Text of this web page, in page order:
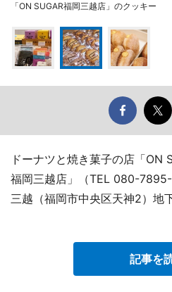
「ON SUGAR福岡三越店」のクッキー
ドーナツと焼き菓子の店「ON
福岡三越店」（TEL 080-
三越（福岡市中央区天神2）地
記事を